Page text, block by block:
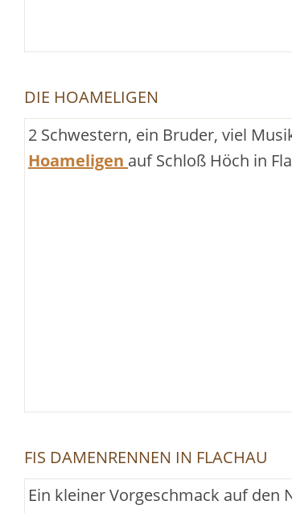
DIE HOAMELIGEN
2 Schwestern, ein Bruder, viel
Hoameligen auf Schloß Höch in
FIS DAMENRENNEN IN FLACHAU
Ein kleiner Vorgeschmack auf den